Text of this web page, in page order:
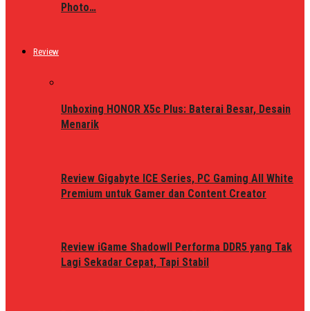
Photo…
Review
Unboxing HONOR X5c Plus: Baterai Besar, Desain
Menarik
Review Gigabyte ICE Series, PC Gaming All White
Premium untuk Gamer dan Content Creator
Review iGame ShadowII Performa DDR5 yang Tak
Lagi Sekadar Cepat, Tapi Stabil